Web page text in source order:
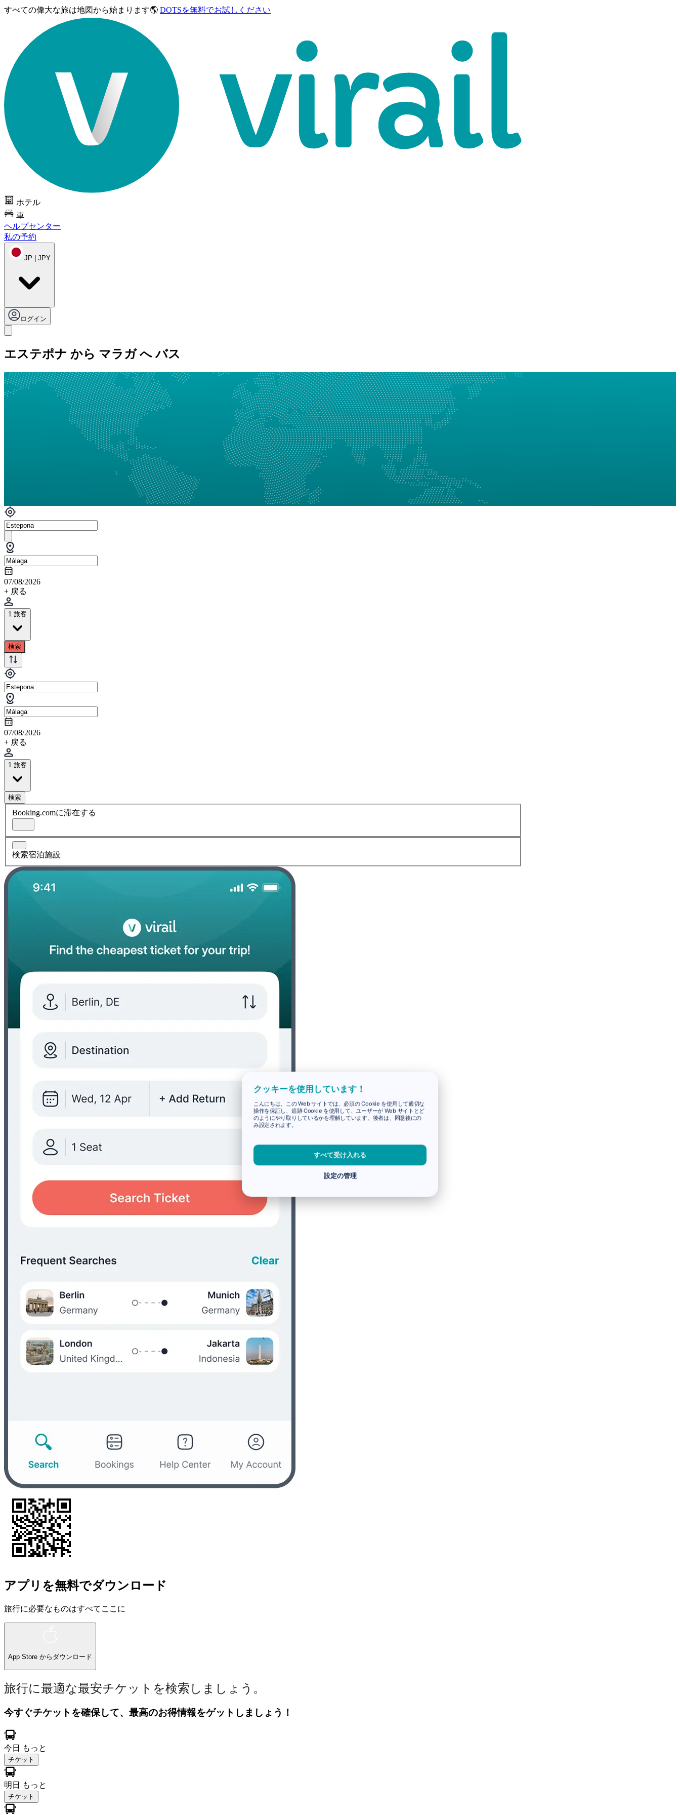
すべての偉大な旅は地図から始まります🌎 DOTSを無料でお試しください
ホテル
車
ヘルプセンター
私の予約
JP | JPY
ログイン
エステポナ から マラガ へ バス
07/08/2026
+ 戻る
1 旅客
検索
07/08/2026
+ 戻る
1 旅客
検索
Booking.comに滞在する
検索宿泊施設
アプリを無料でダウンロード
旅行に必要なものはすべてここに
App Store からダウンロード
旅行に最適な最安チケットを検索しましょう。
今すぐチケットを確保して、最高のお得情報をゲットしましょう！
今日 もっと
チケット
明日 もっと
チケット
クッキーを使用しています！
こんにちは、この Web サイトでは、必須の Cookie を使用して適切な
操作を保証し、追跡 Cookie を使用して、ユーザーが Web サイトとど
のようにやり取りしているかを理解しています。後者は、同意後にの
み設定されます。
すべて受け入れる
設定の管理